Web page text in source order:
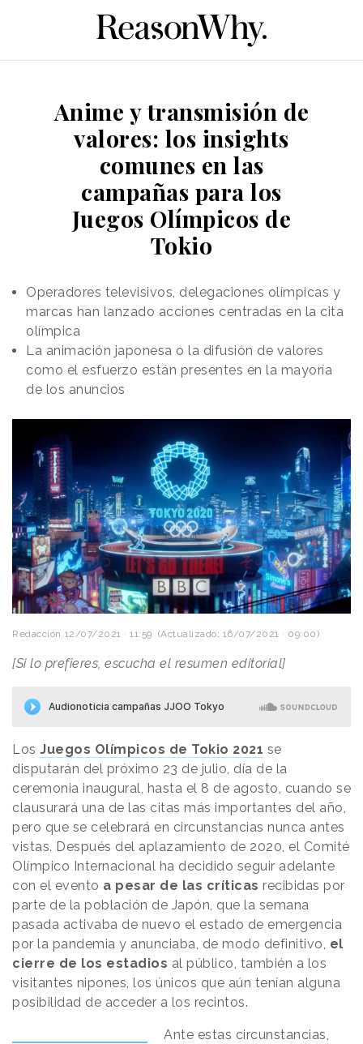
Anime y transmisión de
valores: los insights
comunes en las
campañas para los
Juegos Olímpicos de
Tokio
Operadores televisivos, delegaciones olímpicas y
marcas han lanzado acciones centradas en la cita
olímpica
La animación japonesa o la difusión de valores
como el esfuerzo están presentes en la mayoría
de los anuncios
Redacción 12/07/2021 · 11:59 (Actualizado: 16/07/2021 · 09:00)
[Si lo prefieres, escucha el resumen editorial]
Los Juegos Olímpicos de Tokio 2021 se
disputarán del próximo 23 de julio, día de la
ceremonia inaugural, hasta el 8 de agosto, cuando se
clausurará una de las citas más importantes del año,
pero que se celebrará en circunstancias nunca antes
vistas. Después del aplazamiento de 2020, el Comité
Olímpico Internacional ha decidido seguir adelante
con el evento a pesar de las críticas recibidas por
parte de la población de Japón, que la semana
pasada activaba de nuevo el estado de emergencia
por la pandemia y anunciaba, de modo definitivo, el
cierre de los estadios al público, también a los
visitantes nipones, los únicos que aún tenían alguna
posibilidad de acceder a los recintos.
Ante estas circunstancias,